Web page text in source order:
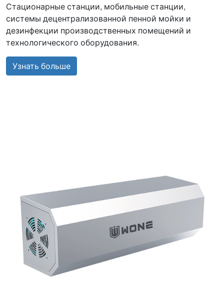
Стационарные станции, мобильные станции,
системы децентрализованной пенной мойки и
дезинфекции производственных помещений и
технологического оборудования.
Узнать больше